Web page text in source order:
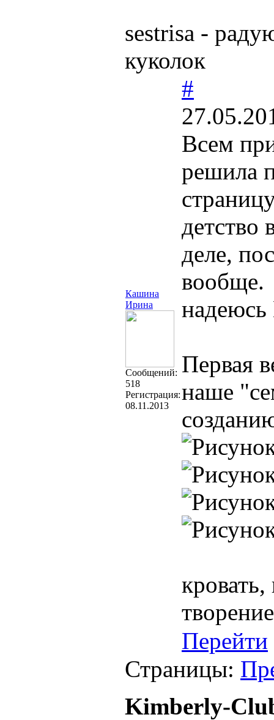
sestrisa -
куколок
Кашина
Ирина
Cообщений:
518
Регистрация:
08.11.2013
#
Всем
решила
детство
деле,
вообще.
Первая
наше
Перейти
Страницы:
Kimberly-